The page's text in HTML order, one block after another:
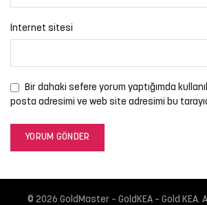
İnternet sitesi
Bir dahaki sefere yorum yaptığımda
posta adresimi ve web site adresimi bu
© 2026 GoldMaster – GoldKEA – Gold KEA.